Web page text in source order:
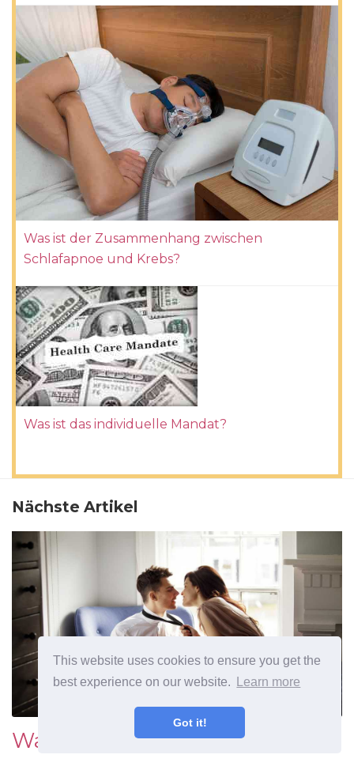
This website uses cookies to ensure you get the
best experience on our website.
Learn more
Got it!
Was ist der Zusammenhang zwischen
Schlafapnoe und Krebs?
Was ist das individuelle Mandat?
Nächste Artikel
Was ist die Libido?